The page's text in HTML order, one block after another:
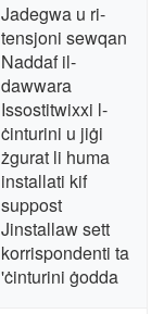
Jadegwa u ri-
tensjoni sewqan
Naddaf il-
dawwara
Issostitwixxi l-
ċinturini u jiġi
żgurat li huma
installati kif
suppost
Jinstallaw sett
korrispondenti ta
'ċinturini ġodda